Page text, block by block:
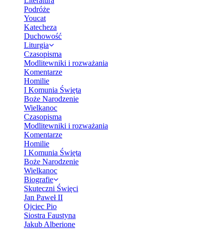
Podróże
Youcat
Katecheza
Duchowość
Liturgia
Czasopisma
Modlitewniki i rozważania
Komentarze
Homilie
I Komunia Święta
Boże Narodzenie
Wielkanoc
Czasopisma
Modlitewniki i rozważania
Komentarze
Homilie
I Komunia Święta
Boże Narodzenie
Wielkanoc
Biografie
Skuteczni Święci
Jan Paweł II
Ojciec Pio
Siostra Faustyna
Jakub Alberione